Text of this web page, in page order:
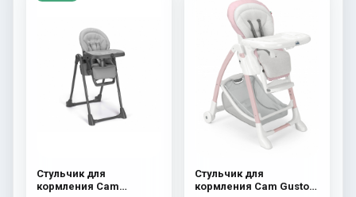
Стульчик для
кормления Cam
Стульчик для
кормления Cam Gusto